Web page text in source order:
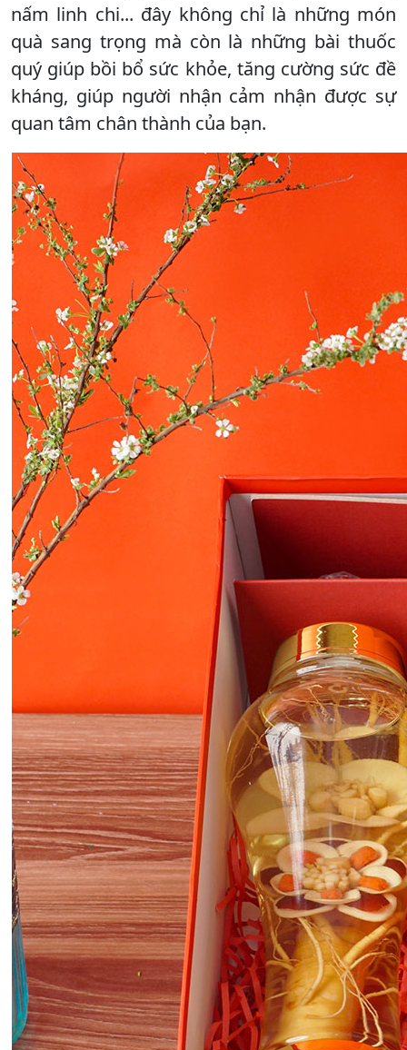
nấm linh chi... đây không chỉ là những món
quà sang trọng mà còn là những bài thuốc
quý giúp bồi bổ sức khỏe, tăng cường sức đề
kháng, giúp người nhận cảm nhận được sự
quan tâm chân thành của bạn.